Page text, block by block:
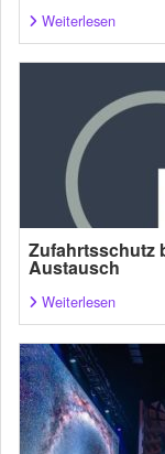
Weiterlesen
Zufahrtsschutz
Austausch
Weiterlesen